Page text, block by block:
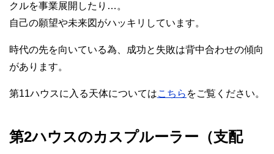
クルを事業展開したり…。
自己の願望や未来図がハッキリしています。
時代の先を向いている為、成功と失敗は背中合わせの傾向
があります。
第11ハウスに入る天体についてはこちら をご覧ください。
第2ハウスのカスプルーラー（支配